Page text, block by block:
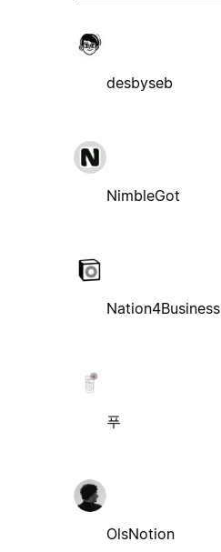
desbyseb
NimbleGot
Nation4Business
푸
OlsNotion